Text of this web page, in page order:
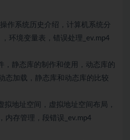
作系统历史介绍，计算机系统分
环境变量表，错误处理_ev.mp4
静态库的制作和使用，动态库的
态加载，静态库和动态库的比较
地址空间，虚拟地址空间布局，
内存管理，段错误_ev.mp4